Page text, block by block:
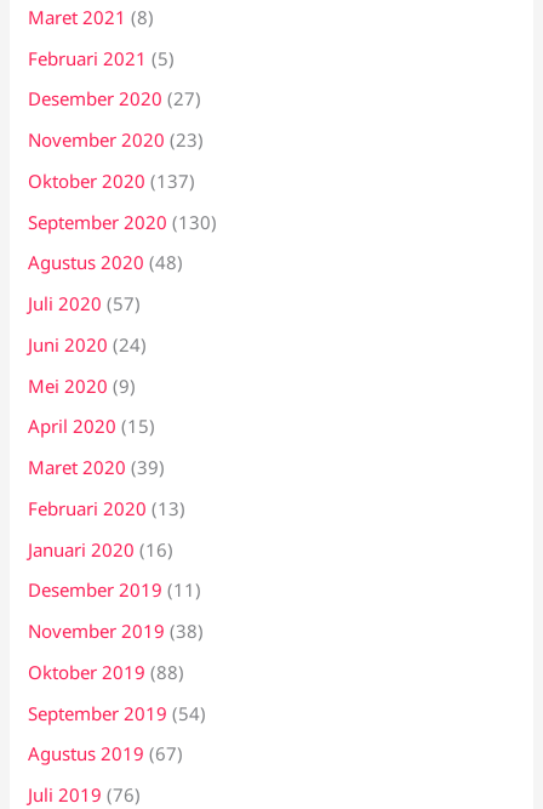
Maret 2021 (8)
Februari 2021 (5)
Desember 2020 (27)
November 2020 (23)
Oktober 2020 (137)
September 2020 (130)
Agustus 2020 (48)
Juli 2020 (57)
Juni 2020 (24)
Mei 2020 (9)
April 2020 (15)
Maret 2020 (39)
Februari 2020 (13)
Januari 2020 (16)
Desember 2019 (11)
November 2019 (38)
Oktober 2019 (88)
September 2019 (54)
Agustus 2019 (67)
Juli 2019 (76)